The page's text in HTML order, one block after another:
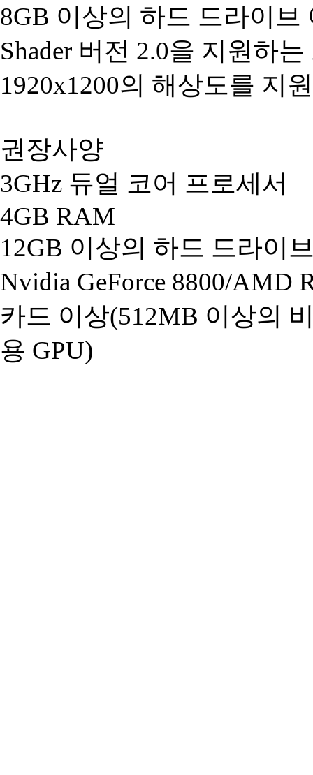
8GB 이상의 하드 드라이브
Shader 버전 2.0을 지원하
1920x1200의 해상도를 지
권장사양
3GHz 듀얼 코어 프로세서
4GB RAM
12GB 이상의 하드 드라이
Nvidia GeForce 8800/AMD
카드 이상(512MB 이상의
용 GPU)